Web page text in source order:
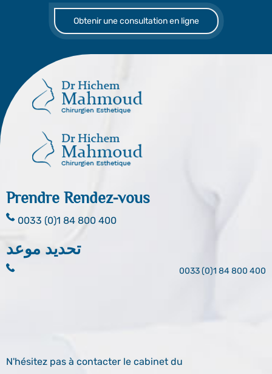
Obtenir une consultation en ligne
Prendre Rendez-vous
0033 (0)1 84 800 400
تحديد موعد
0033 (0)1 84 800 400
N'hésitez pas à contacter le cabinet du